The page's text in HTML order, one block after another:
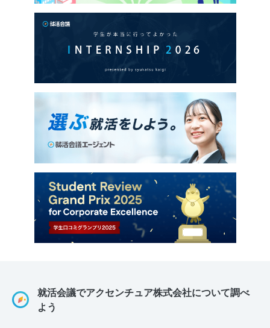
就活会議でアクセンチュア株式会社について調べ
よう